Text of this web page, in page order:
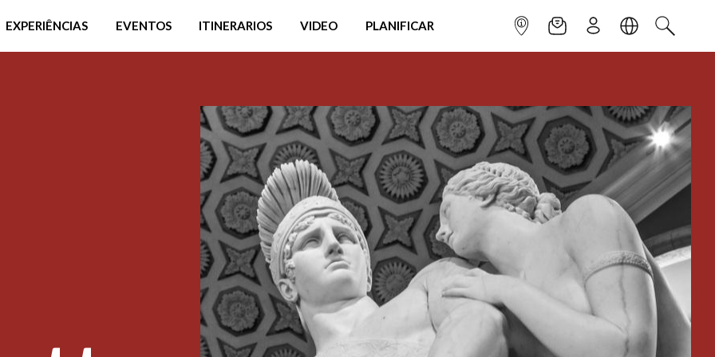
EXPERIÊNCIAS EVENTOS ITINERARIOS VIDEO PLANIFICAR INFOPOINTNEWSLETTER
SUSCRÌBETE
IDIOMABUSCAR